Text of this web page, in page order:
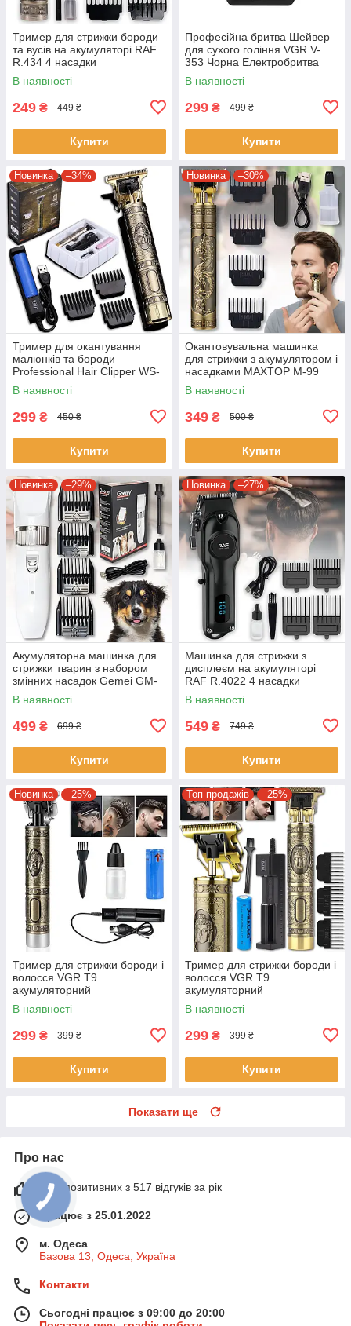
Тример для стрижки бороди
та вусів на акумуляторі RAF
R.434 4 насадки
В наявності
249 ₴ 449 ₴
Купити
Професійна бритва Шейвер
для сухого гоління VGR V-
353 Чорна Електробритва
портативна чоловіча
В наявності
299 ₴ 499 ₴
Купити
Новинка –34%
Тример для окантування
малюнків та бороди
Professional Hair Clipper WS-
T99 Машинка для стрижки
волосся
В наявності
299 ₴ 450 ₴
Купити
Новинка –30%
Окантовувальна машинка
для стрижки з акумулятором і
насадками MAXTOP M-99
В наявності
349 ₴ 500 ₴
Купити
Новинка –29%
Акумуляторна машинка для
стрижки тварин з набором
змінних насадок Gemei GM-
634
В наявності
499 ₴ 699 ₴
Купити
Новинка –27%
Машинка для стрижки з
дисплеєм на акумуляторі
RAF R.4022 4 насадки
В наявності
549 ₴ 749 ₴
Купити
Новинка –25%
Тример для стрижки бороди і
волосся VGR T9
акумуляторний
В наявності
299 ₴ 399 ₴
Купити
Топ продажів –25%
Тример для стрижки бороди і
волосся VGR T9
акумуляторний
В наявності
299 ₴ 399 ₴
Купити
Показати ще
Про нас
99% позитивних з 517 відгуків за рік
Працює з 25.01.2022
м. Одеса
Базова 13, Одеса, Україна
Контакти
Сьогодні працює з 09:00 до 20:00